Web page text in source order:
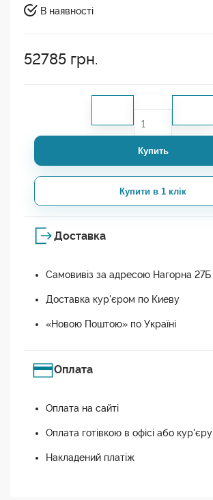
В наявності
52785 грн.
Купить
Купити в 1 клік
Доставка
Самовивіз за адресою Нагорна 27Б
Доставка кур'єром по Киеву
«Новою Поштою» по Україні
Оплата
Оплата на сайті
Оплата готівкою в офісі або кур'єру
Накладений платіж